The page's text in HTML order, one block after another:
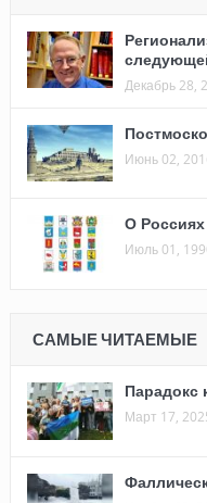
Декабрь 28,
Июнь 02,
О Россиях
Июль 01,
САМЫЕ ЧИТАЕМЫЕ
Парадокс
Март 17,